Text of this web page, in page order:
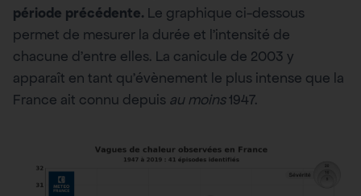
période précédente. Le graphique ci-dessous
permet de mesurer la durée et l’intensité de
chacune d’entre elles. La canicule de 2003 y
apparaît en tant qu’évènement le plus intense que la
France ait connu depuis au moins1947.